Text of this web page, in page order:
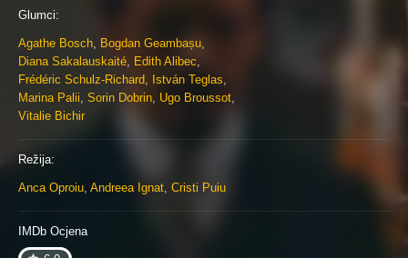
Glumci:
Agathe Bosch, Bogdan Geambașu,
Diana Sakalauskaité, Edith Alibec,
Frédéric Schulz-Richard, István Teglas,
Marina Palii, Sorin Dobrin, Ugo Broussot,
Vitalie Bichir
Režija:
Anca Oproiu, Andreea Ignat, Cristi Puiu
IMDb Ocjena